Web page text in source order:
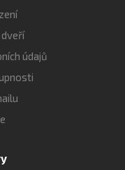
údajů